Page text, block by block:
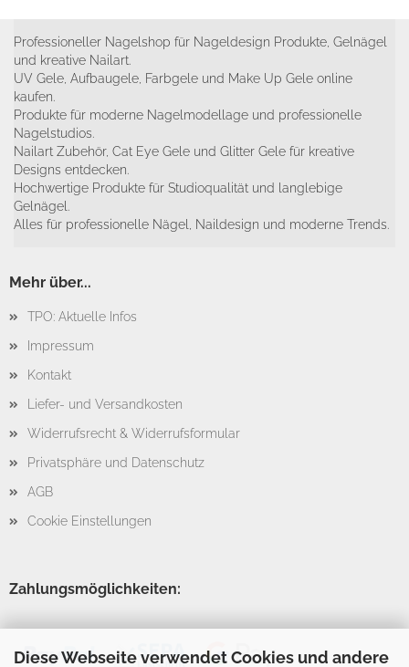
Diese Webseite verwendet Cookies und andere
Professioneller Nagelshop für Nageldesign Produkte, Gelnägel
und kreative Nailart.
UV Gele, Aufbaugele, Farbgele und Make Up Gele online
kaufen.
Produkte für moderne Nagelmodellage und professionelle
Nagelstudios.
Nailart Zubehör, Cat Eye Gele und Glitter Gele für kreative
Designs entdecken.
Hochwertige Produkte für Studioqualität und langlebige
Gelnägel.
Alles für professionelle Nägel, Naildesign und moderne Trends.
Mehr über...
TPO: Aktuelle Infos
Impressum
Kontakt
Liefer- und Versandkosten
Widerrufsrecht & Widerrufsformular
Privatsphäre und Datenschutz
AGB
Cookie Einstellungen
Zahlungsmöglichkeiten: